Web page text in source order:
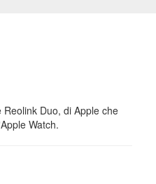
Duo, di Apple che
Watch.